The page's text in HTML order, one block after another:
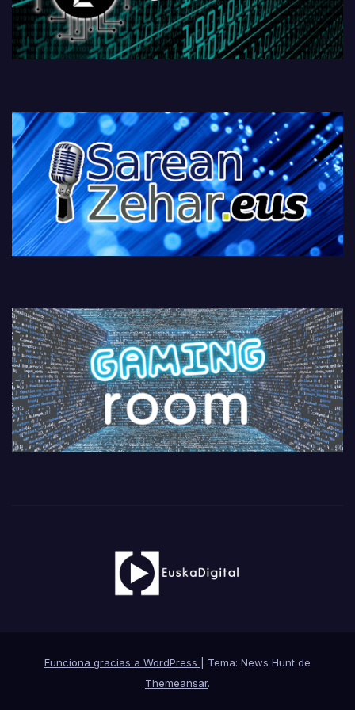
Funciona gracias a WordPress
Tema: News Hunt de
Themeansar.